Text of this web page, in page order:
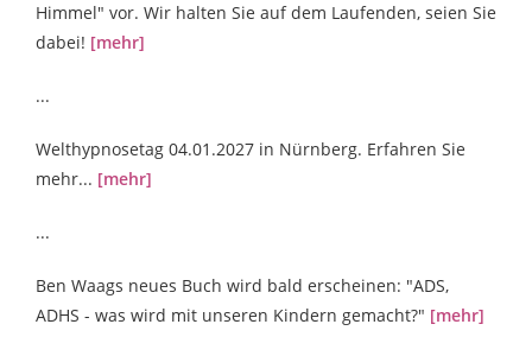
Himmel" vor. Wir halten Sie auf dem Laufenden, seien Sie
dabei! [mehr]
...
Welthypnosetag 04.01.2027 in Nürnberg. Erfahren Sie
mehr... [mehr]
...
Ben Waags neues Buch wird bald erscheinen: "ADS,
ADHS - was wird mit unseren Kindern gemacht?" [mehr]